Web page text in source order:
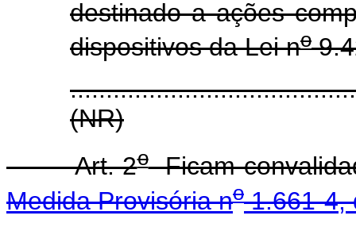
destinado a ações
dispositivos da Lei no
(NR)
Art. 2oFicam
Medida Provisória no1.661-4,